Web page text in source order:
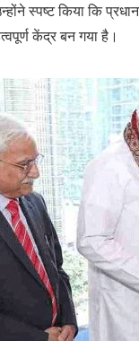
स्पष्ट किया कि
केंद्र बन गया है।